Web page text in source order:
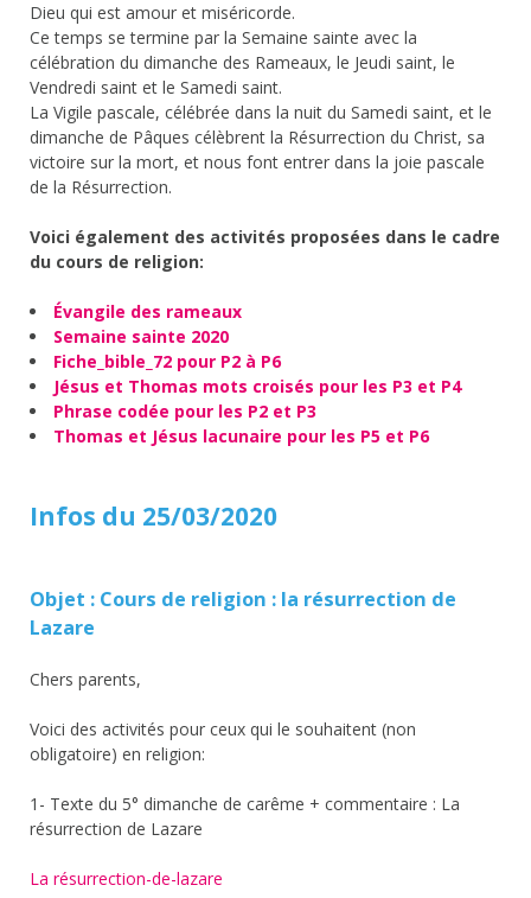
Dieu qui est amour et miséricorde.
Ce temps se termine par la Semaine sainte avec la
célébration du dimanche des Rameaux, le Jeudi saint, le
Vendredi saint et le Samedi saint.
La Vigile pascale, célébrée dans la nuit du Samedi saint, et le
dimanche de Pâques célèbrent la Résurrection du Christ, sa
victoire sur la mort, et nous font entrer dans la joie pascale
de la Résurrection.
Voici également des activités proposées dans le cadre
du cours de religion:
Évangile des rameaux
Semaine sainte 2020
Fiche_bible_72 pour P2 à P6
Jésus et Thomas mots croisés pour les P3 et P4
Phrase codée pour les P2 et P3
Thomas et Jésus lacunaire pour les P5 et P6
Infos du 25/03/2020
Objet : Cours de religion : la résurrection de
Lazare
Chers parents,
Voici des activités pour ceux qui le souhaitent (non
obligatoire) en religion:
1- Texte du 5° dimanche de carême + commentaire : La
résurrection de Lazare
La résurrection-de-lazare